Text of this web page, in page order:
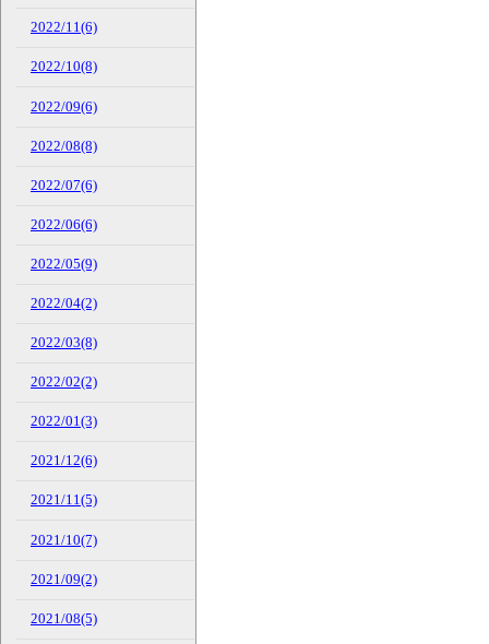
2022/11(6)
2022/10(8)
2022/09(6)
2022/08(8)
2022/07(6)
2022/06(6)
2022/05(9)
2022/04(2)
2022/03(8)
2022/02(2)
2022/01(3)
2021/12(6)
2021/11(5)
2021/10(7)
2021/09(2)
2021/08(5)